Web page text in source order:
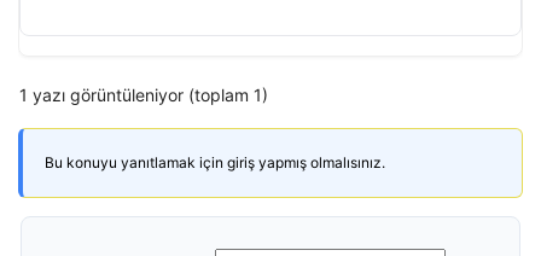
1 yazı görüntüleniyor (toplam 1)
Bu konuyu yanıtlamak için giriş yapmış olmalısınız.